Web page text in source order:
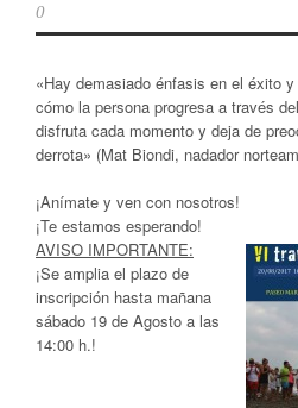
0
«Hay demasiado énfasis en el éxito
cómo la persona progresa a través
disfruta cada momento y deja de
derrota» (Mat Biondi, nadador
¡Anímate y ven con nosotros!
¡Te estamos esperando!
AVISO IMPORTANTE:
¡Se amplia el plazo de
inscripción hasta mañana
sábado 19 de Agosto a las
14:00 h.!